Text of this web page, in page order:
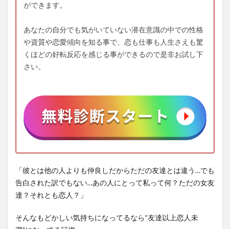
ができます。
あなたの自分でも気がいていない潜在意識の中での性格
や資質や恋愛傾向を知る事で、恋も仕事も人生さえも驚
くほどの好転反応を感じる事ができるので是非お試し下
さい。
「彼とは他の人よりも仲良しだからただの友達とは違う…でも
告白された訳でもない…あの人にとって私って何？ただの女友
達？それとも恋人？」
そんなもどかしい気持ちになってるなら“友達以上恋人未